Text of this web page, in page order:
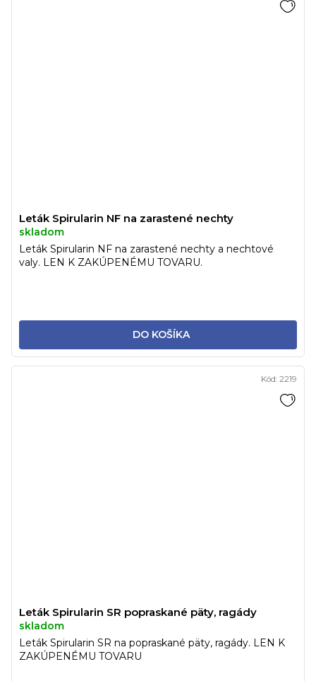
Leták Spirularin NF na zarastené nechty
skladom
DO KOŠÍKA
Leták Spirularin NF na zarastené nechty a nechtové
valy. LEN K ZAKÚPENÉMU TOVARU.
Leták Spirularin SR popraskané päty, ragády
skladom
Leták Spirularin SR na popraskané päty, ragády. LEN K
ZAKÚPENÉMU TOVARU
Kód: 2219